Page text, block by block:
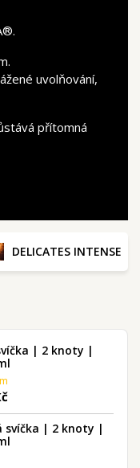
uvolňování,
přítomná
DELICATES INTENSE
| 2 knoty |
svíčka | 2 knoty |